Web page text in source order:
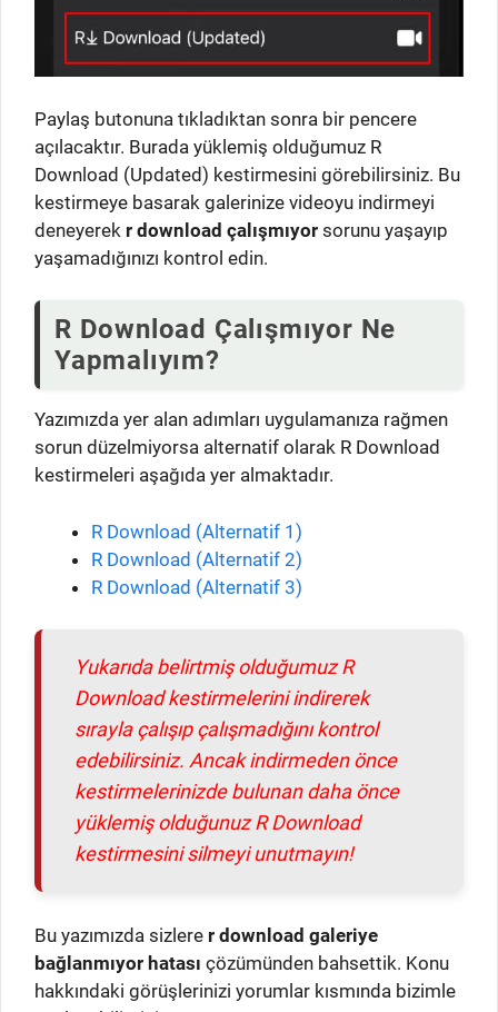
Paylaş butonuna tıkladıktan sonra bir pencere
açılacaktır. Burada yüklemiş olduğumuz R
Download (Updated) kestirmesini görebilirsiniz. Bu
kestirmeye basarak galerinize videoyu indirmeyi
deneyerek r download çalışmıyor sorunu yaşayıp
yaşamadığınızı kontrol edin.
R Download Çalışmıyor Ne
Yapmalıyım?
Yazımızda yer alan adımları uygulamanıza rağmen
sorun düzelmiyorsa alternatif olarak R Download
kestirmeleri aşağıda yer almaktadır.
R Download (Alternatif 1)
R Download (Alternatif 2)
R Download (Alternatif 3)
Yukarıda belirtmiş olduğumuz R
Download kestirmelerini indirerek
sırayla çalışıp çalışmadığını kontrol
edebilirsiniz. Ancak indirmeden önce
kestirmelerinizde bulunan daha önce
yüklemiş olduğunuz R Download
kestirmesini silmeyi unutmayın!
Bu yazımızda sizlere r download galeriye
bağlanmıyor hatası çözümünden bahsettik. Konu
hakkındaki görüşlerinizi yorumlar kısmında bizimle